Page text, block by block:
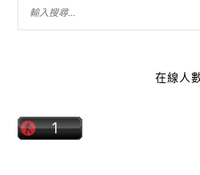
在線人